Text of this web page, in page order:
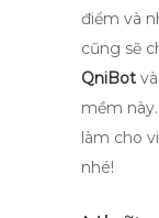
điểm và
cũng sẽ
QniBot
mềm
làm cho
nhé!